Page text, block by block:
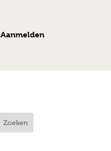
Aanmelden